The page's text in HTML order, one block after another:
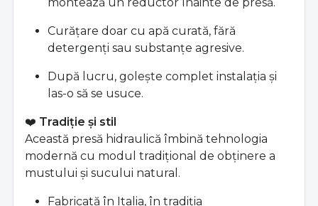
Curățare doar cu apă curată, fără
detergenți sau substanțe agresive.
După lucru, golește complet instalația și
las-o să se usuce.
❤️ Tradiție și stil
Această presă hidraulică îmbină tehnologia
modernă cu modul tradițional de obținere a
mustului și sucului natural.
Fabricată în Italia, în tradiția